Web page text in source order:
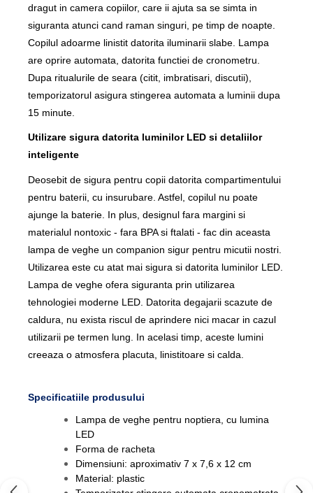
dragut in camera copiilor, care ii ajuta sa se simta in
siguranta atunci cand raman singuri, pe timp de noapte.
Copilul adoarme linistit datorita iluminarii slabe. Lampa
are oprire automata, datorita functiei de cronometru.
Dupa ritualurile de seara (citit, imbratisari, discutii),
temporizatorul asigura stingerea automata a luminii dupa
15 minute.
Utilizare sigura datorita luminilor LED si detaliilor
inteligente
Deosebit de sigura pentru copii datorita compartimentului
pentru baterii, cu insurubare. Astfel, copilul nu poate
ajunge la baterie. In plus, designul fara margini si
materialul nontoxic - fara BPA si ftalati - fac din aceasta
lampa de veghe un companion sigur pentru micutii nostri.
Utilizarea este cu atat mai sigura si datorita luminilor LED.
Lampa de veghe ofera siguranta prin utilizarea
tehnologiei moderne LED. Datorita degajarii scazute de
caldura, nu exista riscul de aprindere nici macar in cazul
utilizarii pe termen lung. In acelasi timp, aceste lumini
creeaza o atmosfera placuta, linistitoare si calda.
Specificatiile produsului
Lampa de veghe pentru noptiera, cu lumina
LED
Forma de racheta
Dimensiuni: aproximativ 7 x 7,6 x 12 cm
Material: plastic